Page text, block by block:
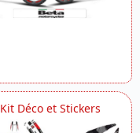
Kit Déco et Stickers